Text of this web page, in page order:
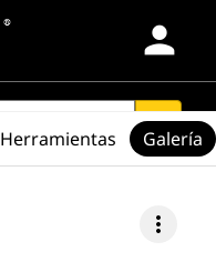
person
search
more_vert
Herramientas Galería